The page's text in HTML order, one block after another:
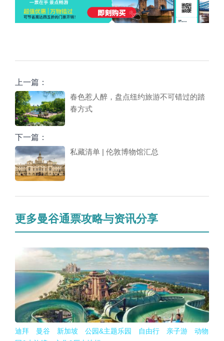
上一篇：
春色惹人醉，盘点纽约旅游不可错过的踏
春方式
下一篇：
私藏清单 | 伦敦博物馆汇总
更多曼谷通票攻略与资讯分享
迪拜 曼谷 新加坡 公园&主题乐园 自由行 亲子游 动物